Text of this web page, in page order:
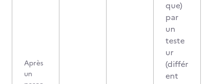
Après
un
que)
par
un
teste
ur
(différ
ent